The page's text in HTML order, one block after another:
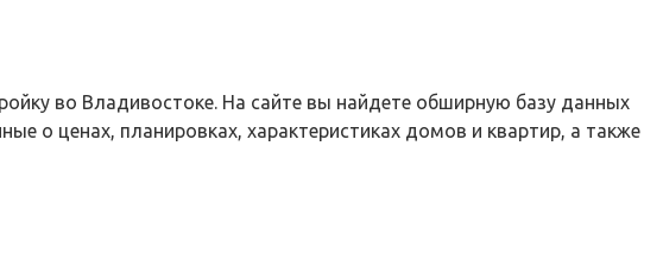
во Владивостоке. На сайте вы найдете обширную базу данных
о ценах, планировках, характеристиках домов и квартир, а также